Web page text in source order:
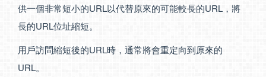
供一個非常短小的URL以代替原來的可能較長的URL，將
長的URL位址縮短。
用戶訪問縮短後的URL時，通常將會重定向到原來的
URL。